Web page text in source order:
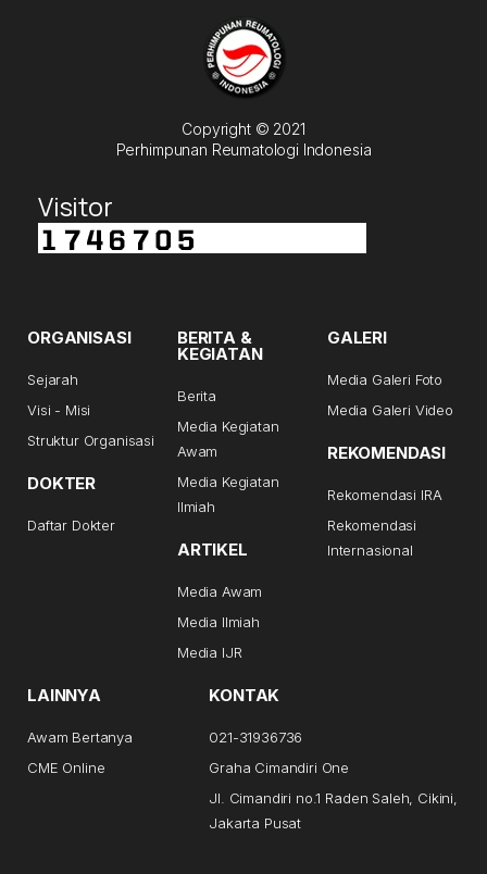
Copyright © 2021
Perhimpunan Reumatologi Indonesia
Visitor
ORGANISASI
Sejarah
Visi - Misi
Struktur Organisasi
DOKTER
Daftar Dokter
BERITA &
KEGIATAN
Berita
Media Kegiatan
Awam
Media Kegiatan
Ilmiah
ARTIKEL
Media Awam
Media Ilmiah
Media IJR
GALERI
Media Galeri Foto
Media Galeri Video
REKOMENDASI
Rekomendasi IRA
Rekomendasi
Internasional
LAINNYA
Awam Bertanya
CME Online
KONTAK
021-31936736
Graha Cimandiri One
Jl. Cimandiri no.1 Raden Saleh, Cikini,
Jakarta Pusat